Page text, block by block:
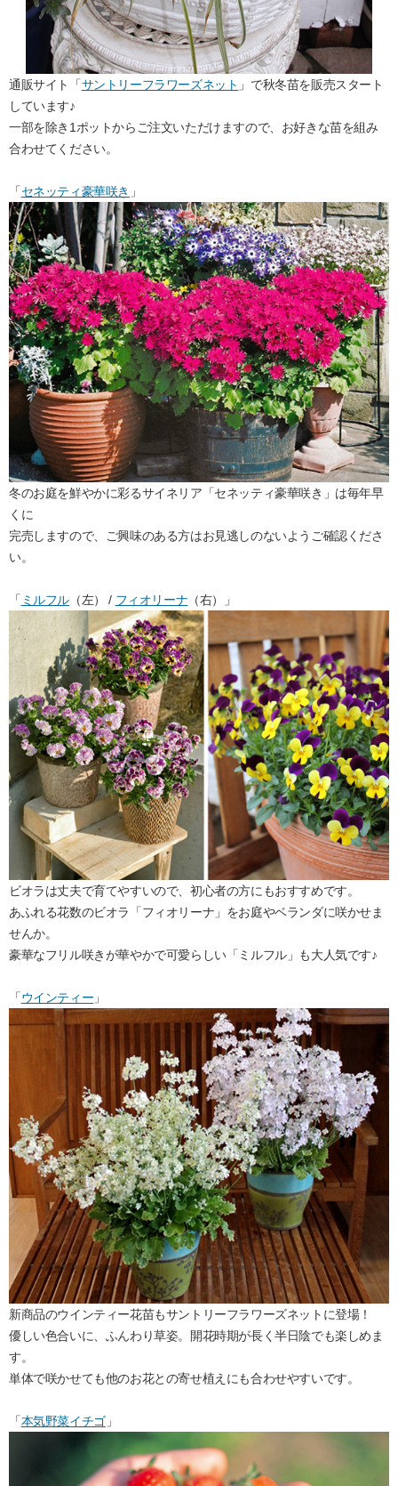
通販サイト「サントリーフラワーズネット 」で秋冬苗を販売スタート
しています♪
一部を除き1ポットからご注文いただけますので、お好きな苗を組み
合わせてください。
「セネッティ豪華咲き 」
冬のお庭を鮮やかに彩るサイネリア「セネッティ豪華咲き」は毎年早
くに
完売しますので、ご興味のある方はお見逃しのないようご確認くださ
い。
「 ミルフル （左） / フィオリーナ （右）」
ビオラは丈夫で育てやすいので、初心者の方にもおすすめです。
あふれる花数のビオラ「フィオリーナ」をお庭やベランダに咲かせま
せんか。
豪華なフリル咲きが華やかで可愛らしい「ミルフル」も大人気です♪
「ウインティー 」
新商品のウインティー花苗もサントリーフラワーズネットに登場！
優しい色合いに、ふんわり草姿。開花時期が長く半日陰でも楽しめま
す。
単体で咲かせても他のお花との寄せ植えにも合わせやすいです。
「本気野菜イチゴ」